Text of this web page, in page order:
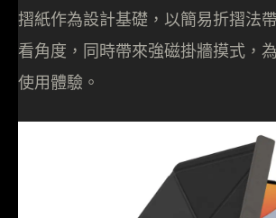
摺紙作為設計基礎，以簡易折摺法
看角度，同時帶來強磁掛牆摸式，
使用體驗。